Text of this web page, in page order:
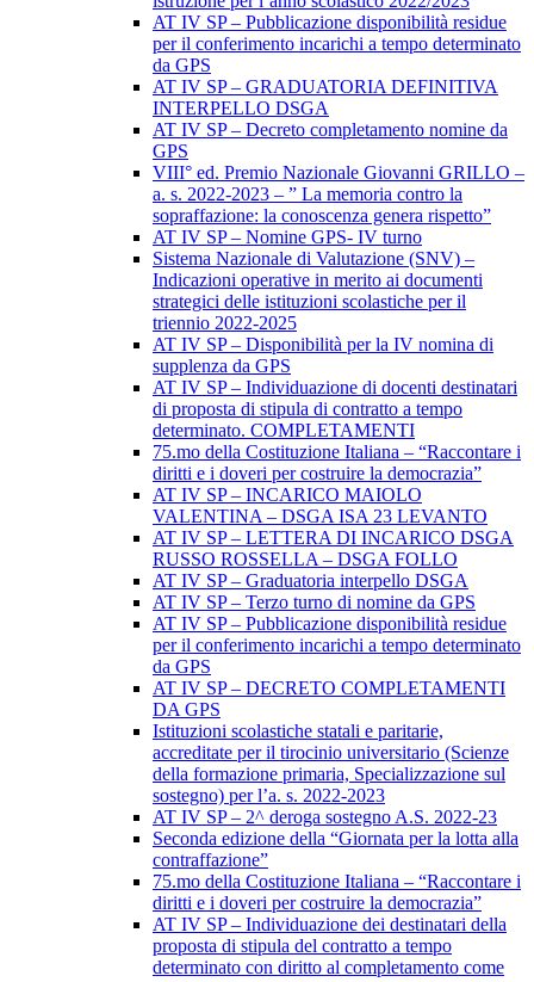
AT IV SP – Pubblicazione disponibilità residue
per il conferimento incarichi a tempo determinato
da GPS
AT IV SP – GRADUATORIA DEFINITIVA
INTERPELLO DSGA
AT IV SP – Decreto completamento nomine da
GPS
VIII° ed. Premio Nazionale Giovanni GRILLO –
a. s. 2022-2023 – ” La memoria contro la
sopraffazione: la conoscenza genera rispetto”
AT IV SP – Nomine GPS- IV turno
Sistema Nazionale di Valutazione (SNV) –
Indicazioni operative in merito ai documenti
strategici delle istituzioni scolastiche per il
triennio 2022-2025
AT IV SP – Disponibilità per la IV nomina di
supplenza da GPS
AT IV SP – Individuazione di docenti destinatari
di proposta di stipula di contratto a tempo
determinato. COMPLETAMENTI
75.mo della Costituzione Italiana – “Raccontare i
diritti e i doveri per costruire la democrazia”
AT IV SP – INCARICO MAIOLO
VALENTINA – DSGA ISA 23 LEVANTO
AT IV SP – LETTERA DI INCARICO DSGA
RUSSO ROSSELLA – DSGA FOLLO
AT IV SP – Graduatoria interpello DSGA
AT IV SP – Terzo turno di nomine da GPS
AT IV SP – Pubblicazione disponibilità residue
per il conferimento incarichi a tempo determinato
da GPS
AT IV SP – DECRETO COMPLETAMENTI
DA GPS
Istituzioni scolastiche statali e paritarie,
accreditate per il tirocinio universitario (Scienze
della formazione primaria, Specializzazione sul
sostegno) per l’a. s. 2022-2023
AT IV SP – 2^ deroga sostegno A.S. 2022-23
Seconda edizione della “Giornata per la lotta alla
contraffazione”
75.mo della Costituzione Italiana – “Raccontare i
diritti e i doveri per costruire la democrazia”
AT IV SP – Individuazione dei destinatari della
proposta di stipula del contratto a tempo
determinato con diritto al completamento come